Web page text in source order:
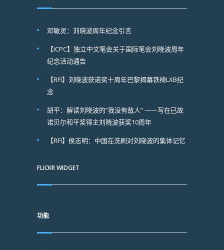
邓敏灵：刘晓波周年纪念引言
【ICPC】独立中文笔会关于国际笔会刘晓波周年
纪念活动通告
【RFI】刘晓波获诺奖十周年巴黎揭幕铁椅LXB纪
念
胡平：解读刘晓波的“我没有敌人” ——写在已故
诺贝尔和平奖得主刘晓波获奖10周年
【RFI】侯志明：中国在洗刷对刘晓波的集体记忆
FLICKR WIDGET
功能